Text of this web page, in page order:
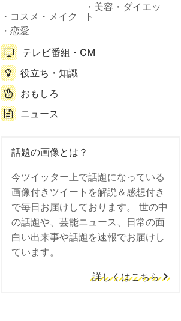
コスメ・メイク
美容・ダイエッ
ト
恋愛
テレビ番組・CM
役立ち・知識
おもしろ
ニュース
話題の画像とは？
今ツイッター上で話題になっている
画像付きツイートを解説＆感想付き
で毎日お届けしております。 世の中
の話題や、芸能ニュース、日常の面
白い出来事や話題を速報でお届けし
ています。
詳しくはこちら